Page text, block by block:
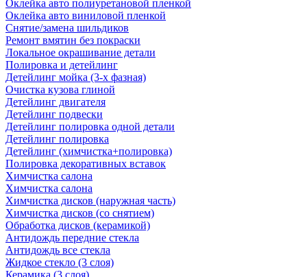
Оклейка авто полиуретановой пленкой
Оклейка авто виниловой пленкой
Снятие/замена шильдиков
Ремонт вмятин без покраски
Локальное окрашивание детали
Полировка и детейлинг
Детейлинг мойка (3-х фазная)
Очистка кузова глиной
Детейлинг двигателя
Детейлинг подвески
Детейлинг полировка одной детали
Детейлинг полировка
Детейлинг (химчистка+полировка)
Полировка декоративных вставок
Химчистка салона
Химчистка салона
Химчистка дисков (наружная часть)
Химчистка дисков (со снятием)
Обработка дисков (керамикой)
Антидождь передние стекла
Антидождь все стекла
Жидкое стекло (3 слоя)
Керамика (3 слоя)